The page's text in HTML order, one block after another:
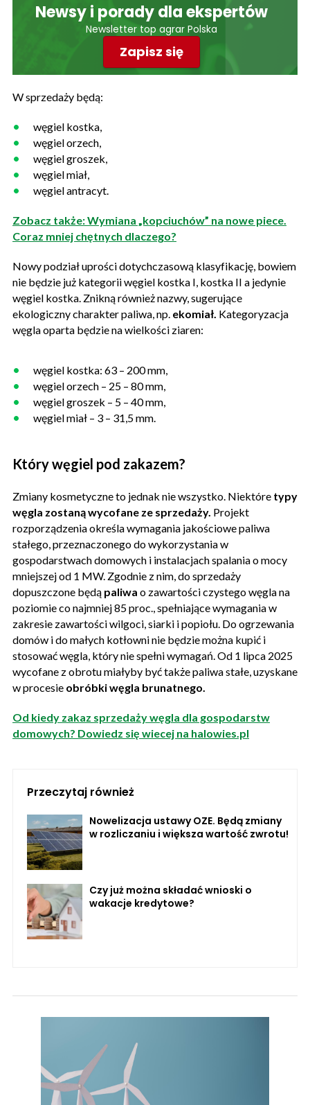
Newsy i porady dla ekspertów
Newsletter top agrar Polska
Zapisz się
W sprzedaży będą:
węgiel kostka,
węgiel orzech,
węgiel groszek,
węgiel miał,
węgiel antracyt.
Zobacz także: Wymiana „kopciuchów” na nowe piece.
Coraz mniej chętnych dlaczego?
Nowy podział uprości dotychczasową klasyfikację, bowiem
nie będzie już kategorii węgiel kostka I, kostka II a jedynie
węgiel kostka. Znikną również nazwy, sugerujące
ekologiczny charakter paliwa, np. ekomiał. Kategoryzacja
węgla oparta będzie na wielkości ziaren:
węgiel kostka: 63 – 200 mm,
węgiel orzech – 25 – 80 mm,
węgiel groszek – 5 – 40 mm,
węgiel miał – 3 – 31,5 mm.
Który węgiel pod zakazem?
Zmiany kosmetyczne to jednak nie wszystko. Niektóre typy
węgla zostaną wycofane ze sprzedaży. Projekt
rozporządzenia określa wymagania jakościowe paliwa
stałego, przeznaczonego do wykorzystania w
gospodarstwach domowych i instalacjach spalania o mocy
mniejszej od 1 MW. Zgodnie z nim, do sprzedaży
dopuszczone będą paliwa o zawartości czystego węgla na
poziomie co najmniej 85 proc., spełniające wymagania w
zakresie zawartości wilgoci, siarki i popiołu. Do ogrzewania
domów i do małych kotłowni nie będzie można kupić i
stosować węgla, który nie spełni wymagań. Od 1 lipca 2025
wycofane z obrotu miałyby być także paliwa stałe, uzyskane
w procesie obróbki węgla brunatnego.
Od kiedy zakaz sprzedaży węgla dla gospodarstw
domowych? Dowiedz się wiecej na halowies.pl
Przeczytaj również
Nowelizacja ustawy OZE. Będą zmiany
w rozliczaniu i większa wartość zwrotu!
Czy już można składać wnioski o
wakacje kredytowe?